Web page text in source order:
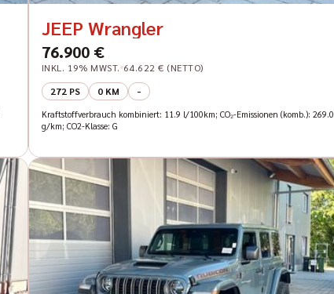
JEEP Wrangler
76.900 €
INKL. 19% MWST. 64.622 € (NETTO)
272 PS
0 KM -
Kraftstoffverbrauch kombiniert: 11.9 l/100km; CO₂-Emissionen (komb.): 269.0
g/km; CO2-Klasse: G